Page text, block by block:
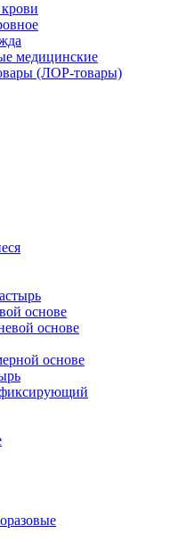
медицинские
(ЛОР-товары)
основе
основе
основе